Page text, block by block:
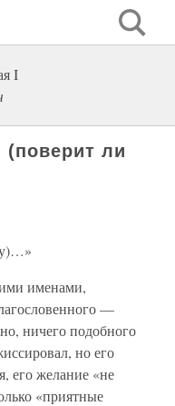
I
ли
именами,
—
ничего подобного
но его
его желание «не
«приятные